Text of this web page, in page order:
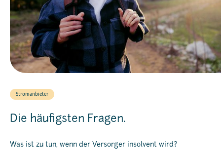
Stromanbieter
Die häufigsten Fragen.
Was ist zu tun, wenn der Versorger insolvent wird?